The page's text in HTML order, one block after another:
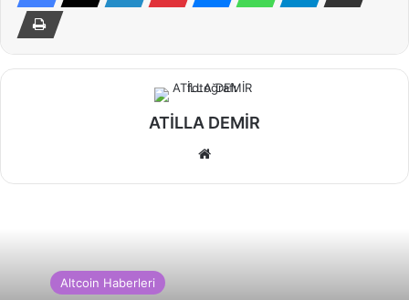
ATİLLA DEMİR
Altcoin Haberleri